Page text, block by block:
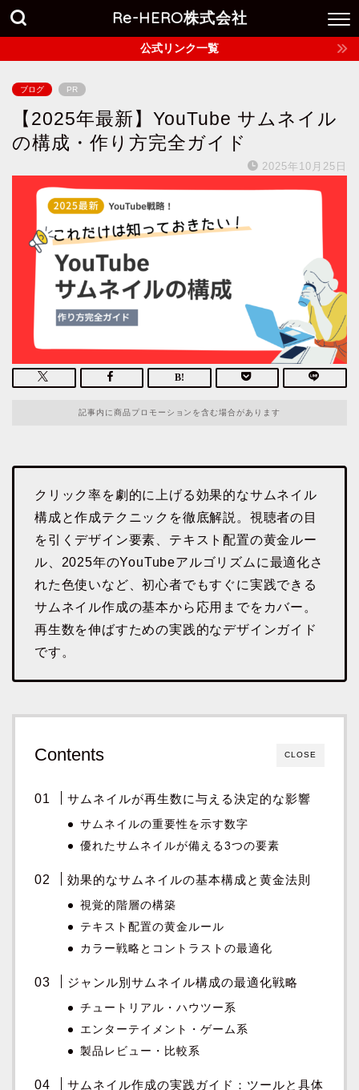
Re-HERO株式会社
公式リンク一覧
ブログ PR
【2025年最新】YouTube サムネイル
の構成・作り方完全ガイド
2025年10月25日
記事内に商品プロモーションを含む場合があります
クリック率を劇的に上げる効果的なサムネイル
構成と作成テクニックを徹底解説。視聴者の目
を引くデザイン要素、テキスト配置の黄金ルー
ル、2025年のYouTubeアルゴリズムに最適化さ
れた色使いなど、初心者でもすぐに実践できる
サムネイル作成の基本から応用までをカバー。
再生数を伸ばすための実践的なデザインガイド
です。
CLOSE
Contents
サムネイルが再生数に与える決定的な影響
サムネイルの重要性を示す数字
優れたサムネイルが備える3つの要素
効果的なサムネイルの基本構成と黄金法則
視覚的階層の構築
テキスト配置の黄金ルール
カラー戦略とコントラストの最適化
ジャンル別サムネイル構成の最適化戦略
チュートリアル・ハウツー系
エンターテイメント・ゲーム系
製品レビュー・比較系
サムネイル作成の実践ガイド：ツールと具体